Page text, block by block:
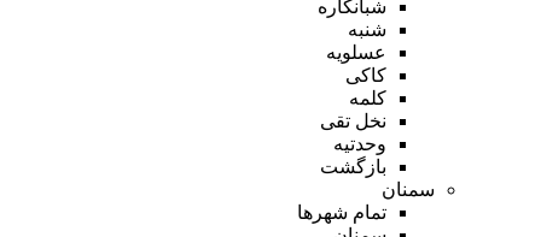
شبانکاره
شنبه
عسلویه
کاکی
کلمه
نخل تقی
وحدتیه
بازگشت
سمنان
تمام شهر‌ها